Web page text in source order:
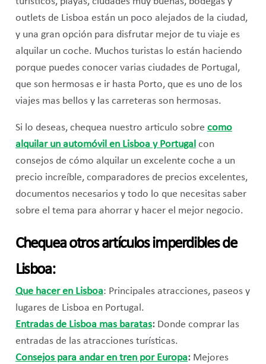
outlets de Lisboa están un poco alejados de la ciudad,
y una gran opción para disfrutar mejor de tu viaje es
alquilar un coche. Muchos turistas lo están haciendo
porque puedes conocer varias ciudades de Portugal,
que son hermosas e ir hasta Porto, que es uno de los
viajes mas bellos y las carreteras son hermosas.
Si lo deseas, chequea nuestro articulo sobre como
alquilar un automóvil en Lisboa y Portugalcon
consejos de cómo alquilar un excelente coche a un
precio increíble, comparadores de precios excelentes,
documentos necesarios y todo lo que necesitas saber
sobre el tema para ahorrar y hacer el mejor negocio.
Chequea otros artículos imperdibles de
Lisboa:
Que hacer en Lisboa: Principales atracciones, paseos y
lugares de Lisboa en Portugal.
Entradas de Lisboa mas baratas:Donde comprar las
entradas de las atracciones turísticas.
Consejos para andar en tren por Europa:Mejores